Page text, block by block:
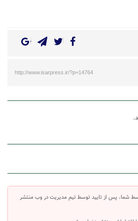
http://www.isarpress.ir/?p=14764
شما، پس از تایید توسط تیم مدیریت در وب منتشر